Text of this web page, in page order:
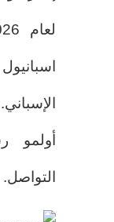
أولمو
التواصل.